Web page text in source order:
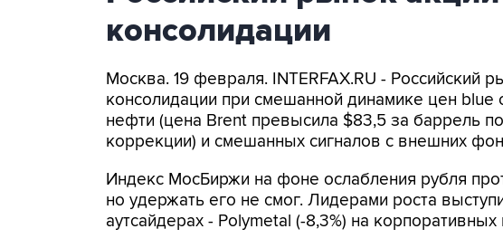
консолидации
Москва. 19 февраля. INTERFAX.RU - Российский
консолидации при смешанной динамике цен
нефти (цена Brent превысила $83,5 за баррель
коррекции) и смешанных сигналов с внешних
Индекс МосБиржи на фоне ослабления рубля
но удержать его не смог. Лидерами роста
аутсайдерах - Polymetal (-8,3%) на корпоративных